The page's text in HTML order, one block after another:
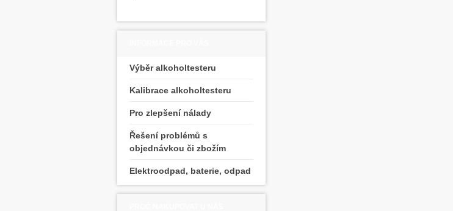
Výběr alkoholtesteru
Kalibrace alkoholtesteru
Pro zlepšení nálady
Řešení problémů s
objednávkou či zbožím
Elektroodpad, baterie, odpad